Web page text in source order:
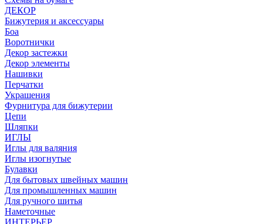
ДЕКОР
Бижутерия и аксессуары
Боа
Воротнички
Декор застежки
Декор элементы
Нашивки
Перчатки
Украшения
Фурнитура для бижутерии
Цепи
Шляпки
ИГЛЫ
Иглы для валяния
Иглы изогнутые
Булавки
Для бытовых швейных машин
Для промышленных машин
Для ручного шитья
Наметочные
ИНТЕРЬЕР